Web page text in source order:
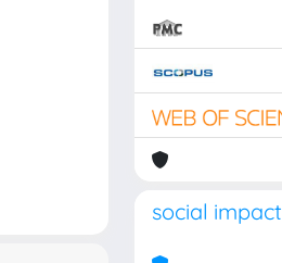
social impact